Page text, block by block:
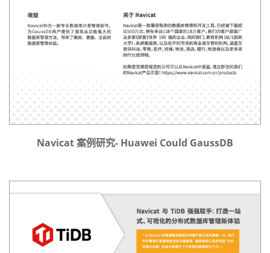
Navicat 案例研究- Huawei Could GaussDB